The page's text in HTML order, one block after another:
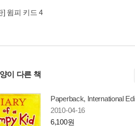
] 윔피 키드 4
이 다른 책
Paperback, International
2010-04-16
6,100원